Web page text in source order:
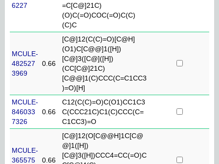
6227
=C[C@]21C)
(O)C(=O)COC(=O)C(C)
(C)C
MCULE-
482527
3969
0.66
[C@]12(C(C)=O)[C@H]
(O1)C[C@@]1([H])
[C@]3([C@]([H])
(CC[C@]21C)
[C@@]1(C)CCC(C=C1CC3
)=O)[H]
MCULE-
846033
7326
0.66
C12(C(C)=O)C(O1)CC1C3
C(CCC21C)C1(C)CCC(C=
C1CC3)=O
MCULE-
365575
0.66
[C@]12(O[C@@H]1C[C@
@]1([H])
[C@]3([H])CCC4=CC(=O)C